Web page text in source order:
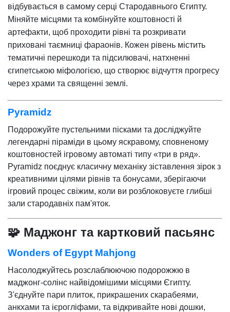
відбувається в самому серці Стародавнього Єгипту.
Міняйте місцями та комбінуйте коштовності й
артефакти, щоб проходити рівні та розкривати
приховані таємниці фараонів. Кожен рівень містить
тематичні перешкоди та підсилювачі, натхненні
єгипетською міфологією, що створює відчуття прогресу
через храми та священні землі.
Pyramidz
Подорожуйте пустельними пісками та досліджуйте
легендарні піраміди в цьому яскравому, сповненому
коштовностей ігровому автоматі типу «три в ряд».
Pyramidz поєднує класичну механіку зіставлення зірок з
креативними цілями рівнів та бонусами, зберігаючи
ігровий процес свіжим, коли ви розблоковуєте глибші
зали стародавніх пам'яток.
🧩 Маджонг та картковий пасьянс
Wonders of Egypt Mahjong
Насолоджуйтесь розслаблюючою подорожжю в
маджонг-солінс найвідомішими місцями Єгипту.
З'єднуйте пари плиток, прикрашених скарабеями,
анкхами та ієрогліфами, та відкривайте нові дошки,